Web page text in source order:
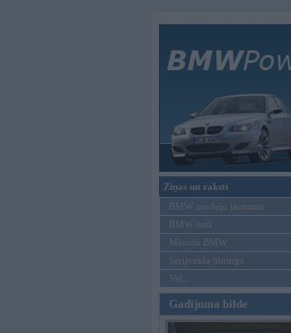
Ziņas un raksti
BMW modeļu jaunumi
BMW testi
Mēneša BMW
Sērijveida tūnings
Vel...
Gadījuma bilde